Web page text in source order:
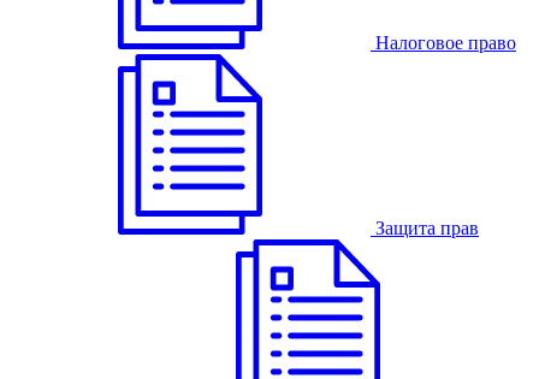
Налоговое право
Защита прав